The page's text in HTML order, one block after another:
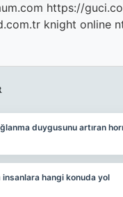
https://
knight online
duygusunu artıran
insanlara hangi konuda yol